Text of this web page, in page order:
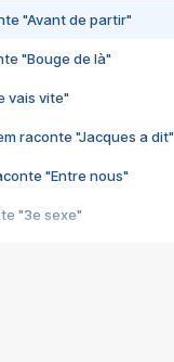
"Avant de partir"
"Bouge de là"
vais vite"
raconte "Jacques a dit"
"Entre nous"
"3e sexe"